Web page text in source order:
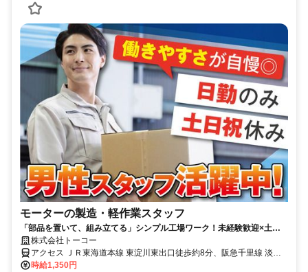
モーターの製造・軽作業スタッフ
「部品を置いて、組み立てる」シンプル工場ワーク！未経験歓迎×土日
祝休み×17:30退社で働きやすさもバツグン◎
株式会社トーコー
アクセス ＪＲ東海道本線 東淀川東出口徒歩約8分、阪急千里線 淡路
〔阪急線〕西口徒歩約11分、OsakaMetro御堂筋線 東三国1番口徒歩
時給1,350円